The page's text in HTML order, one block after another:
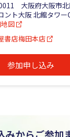
大阪府大阪市
ント大阪 北館タワー
図
書店梅田本店
参加申し込み